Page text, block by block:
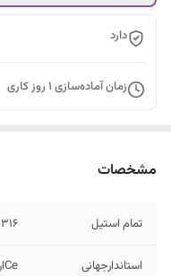
دارد
زمان آماده‌سازی 1 روز کاری
مشخصات
تمام استیل ۳۱۶
استاندارجهانی Ceاروپا،ESO900